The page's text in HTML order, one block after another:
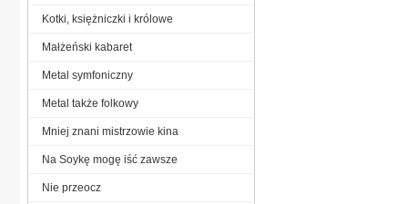
Kotki, księżniczki i królowe
Małżeński kabaret
Metal symfoniczny
Metal także folkowy
Mniej znani mistrzowie kina
Na Soykę mogę iść zawsze
Nie przeocz